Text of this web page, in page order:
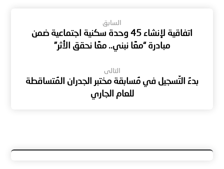
السابق
اتفاقية لإنشاء 45 وحدة سكنية اجتماعية ضمن
مبادرة “معًا نبني.. معًا نحقق الأثر”
التالى
بدءُ التّسجيل في مُسابقة مختبر الجدران المُتساقطة
للعام الجاري